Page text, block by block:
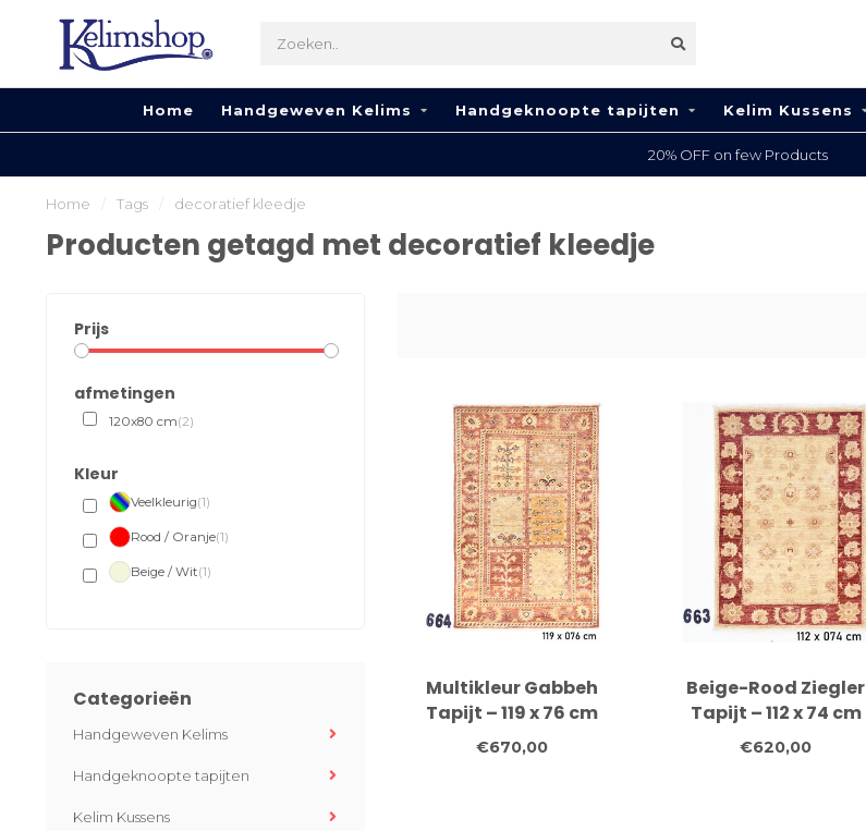
Home Handgeweven Kelims Handgeknoopte tapijten Kelim Kussens
20% OFF on few Products
Home Tags decoratief kleedje
Producten getagd met decoratief kleedje
Prijs
afmetingen
120x80 cm(2)
Kleur
Veelkleurig(1)
Rood / Oranje(1)
Beige / Wit(1)
Categorieën
Handgeweven Kelims
Handgeknoopte tapijten
Kelim Kussens
Multikleur Gabbeh
Tapijt – 119 x 76 cm
€670,00
Beige-Rood Ziegler
Tapijt – 112 x 74 cm
€620,00